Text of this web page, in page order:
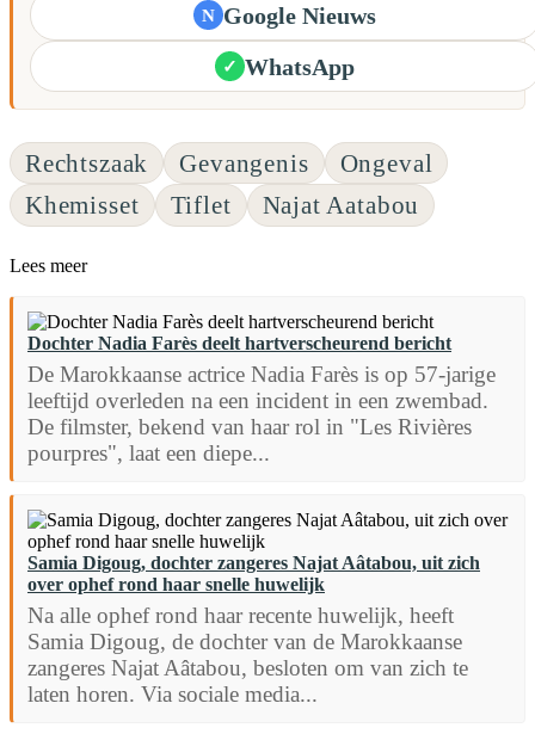
N Google Nieuws
✓ WhatsApp
Rechtszaak Gevangenis
Ongeval
Khemisset
Tiflet Najat Aatabou
Lees meer
Dochter Nadia Farès deelt hartverscheurend bericht
De Marokkaanse actrice Nadia Farès is op 57-jarige
leeftijd overleden na een incident in een zwembad.
De filmster, bekend van haar rol in "Les Rivières
pourpres", laat een diepe...
Samia Digoug, dochter zangeres Najat Aâtabou, uit zich
over ophef rond haar snelle huwelijk
Na alle ophef rond haar recente huwelijk, heeft
Samia Digoug, de dochter van de Marokkaanse
zangeres Najat Aâtabou, besloten om van zich te
laten horen. Via sociale media...